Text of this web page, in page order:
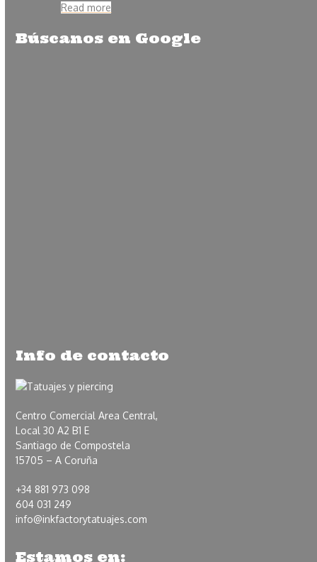
Read more
Búscanos en Google
Info de contacto
Centro Comercial Area Central,
Local 30 A2 B1 E
Santiago de Compostela
15705 – A Coruña
+34 881 973 098
604 031 249
info@inkfactorytatuajes.com
Estamos en: